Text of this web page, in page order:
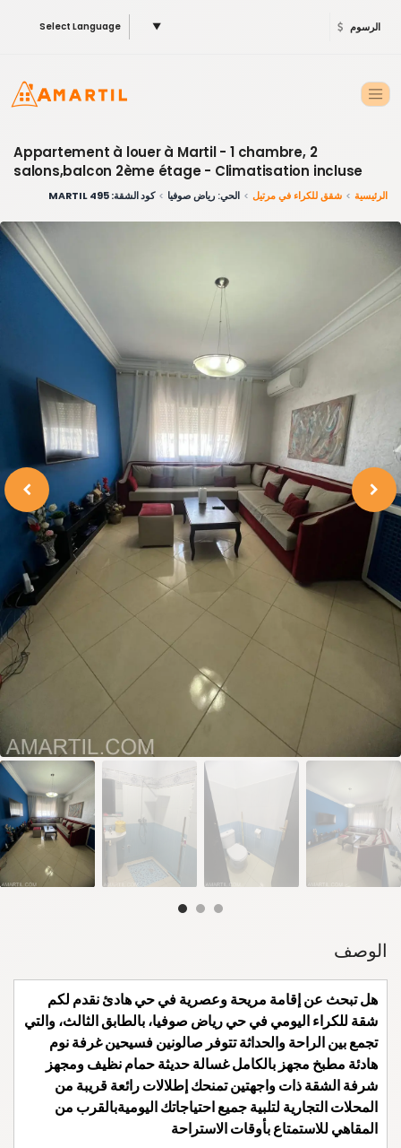
Select Language ▼ الرسوم
Appartement à louer à Martil - 1 chambre, 2
salons,balcon 2ème étage - Climatisation incluse
الرئيسية شقق للكراء في مرتيل الحي: رياض صوفيا كود الشقة: 495 MARTIL
الوصف
هل تبحث عن إقامة مريحة وعصرية في حي هادئ نقدم لكم
شقة للكراء اليومي في حي رياض صوفيا، بالطابق الثالث، والتي
تجمع بين الراحة والحداثة تتوفر صالونين فسيحين غرفة نوم
هادئة مطبخ مجهز بالكامل غسالة حديثة حمام نظيف ومجهز
شرفة الشقة ذات واجهتين تمنحك إطلالات رائعة قريبة من
المحلات التجارية لتلبية جميع احتياجاتك اليوميةبالقرب من
المقاهي للاستمتاع بأوقات الاستراحة